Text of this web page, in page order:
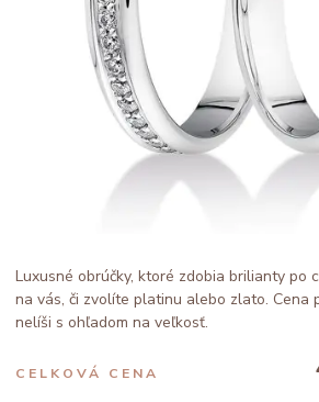
Luxusné obrúčky, ktoré zdobia brilianty po
na vás, či zvolíte platinu alebo zlato. Cena
nelíši s ohľadom na veľkosť.
CELKOVÁ CENA